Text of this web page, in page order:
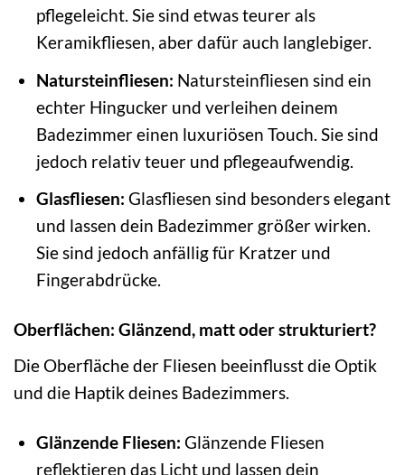
pflegeleicht. Sie sind etwas teurer als
Keramikfliesen, aber dafür auch langlebiger.
Natursteinfliesen: Natursteinfliesen sind ein
echter Hingucker und verleihen deinem
Badezimmer einen luxuriösen Touch. Sie sind
jedoch relativ teuer und pflegeaufwendig.
Glasfliesen: Glasfliesen sind besonders elegant
und lassen dein Badezimmer größer wirken.
Sie sind jedoch anfällig für Kratzer und
Fingerabdrücke.
Oberflächen: Glänzend, matt oder strukturiert?
Die Oberfläche der Fliesen beeinflusst die Optik
und die Haptik deines Badezimmers.
Glänzende Fliesen: Glänzende Fliesen
reflektieren das Licht und lassen dein